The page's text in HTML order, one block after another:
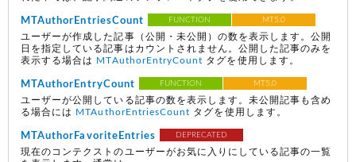
MTAuthorEntriesCount FUNCTION MT5.0
ユーザーが作成した記事（公開・未公開）の数を表示します。公開
日を指定している記事はカウントされません。公開した記事のみを
表示する場合は
MTAuthorEntryCount タグを使用します。
MTAuthorEntryCount FUNCTION MT5.0
ユーザーが公開している記事の数を表示します。未公開記事も含め
る場合には
MTAuthorEntriesCount タグを使用します。
MTAuthorFavoriteEntries DEPRECATED
現在のコンテクストのユーザーがお気に入りにしている記事の一覧